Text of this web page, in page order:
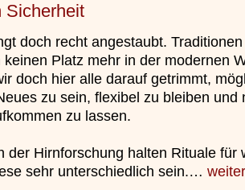
Sicherheit
doch recht angestaubt.
keinen Platz mehr in der modernen
doch hier alle darauf getrimmt,
zu sein, flexibel zu bleiben und
zu lassen.
der Hirnforschung halten Rituale für
sehr unterschiedlich sein.…
Erfahrungen mit und
»»»